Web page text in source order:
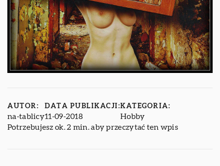
AUTOR:
na-tablicy
DATA PUBLIKACJI:
11-09-2018
KATEGORIA:
Hobby
Potrzebujesz ok. 2 min. aby przeczytać ten wpis